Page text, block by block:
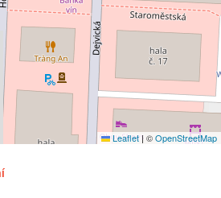
Leaflet|©OpenStreetMap